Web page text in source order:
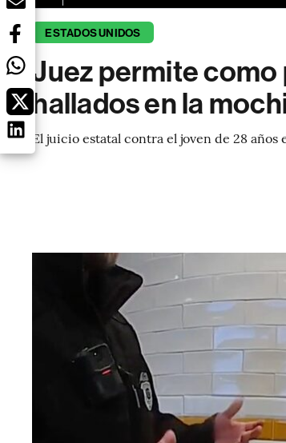
ESTADOS UNIDOS
Juez permite como
hallados en la
El juicio estatal contra el joven de 28